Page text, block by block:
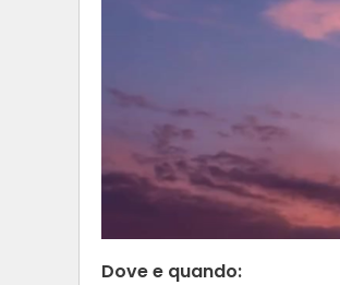
Dove e quando: